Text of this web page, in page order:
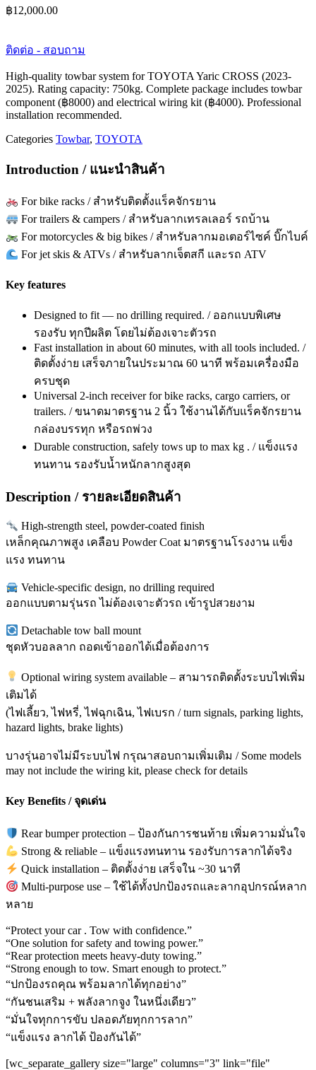
฿12,000.00
ติดต่อ - สอบถาม
High-quality towbar system for TOYOTA Yaric CROSS (2023-
2025). Rating capacity: 750kg. Complete package includes towbar
component (฿8000) and electrical wiring kit (฿4000). Professional
installation recommended.
Categories Towbar, TOYOTA
Introduction / แนะนำสินค้า
For bike racks / สำหรับติดตั้งแร็คจักรยาน
For trailers & campers / สำหรับลากเทรลเลอร์ รถบ้าน
For motorcycles & big bikes / สำหรับลากมอเตอร์ไซค์ บิ๊กไบค์
For jet skis & ATVs / สำหรับลากเจ็ตสกี และรถ ATV
Key features
Designed to fit — no drilling required. / ออกแบบพิเศษ
รองรับ ทุกปีผลิต โดยไม่ต้องเจาะตัวรถ
Fast installation in about 60 minutes, with all tools included. /
ติดตั้งง่าย เสร็จภายในประมาณ 60 นาที พร้อมเครื่องมือ
ครบชุด
Universal 2-inch receiver for bike racks, cargo carriers, or
trailers. / ขนาดมาตรฐาน 2 นิ้ว ใช้งานได้กับแร็คจักรยาน
กล่องบรรทุก หรือรถพ่วง
Durable construction, safely tows up to max kg . / แข็งแรง
ทนทาน รองรับน้ำหนักลากสูงสุด
Description / รายละเอียดสินค้า
High-strength steel, powder-coated finish
เหล็กคุณภาพสูง เคลือบ Powder Coat มาตรฐานโรงงาน แข็ง
แรง ทนทาน
Vehicle-specific design, no drilling required
ออกแบบตามรุ่นรถ ไม่ต้องเจาะตัวรถ เข้ารูปสวยงาม
Detachable tow ball mount
ชุดหัวบอลลาก ถอดเข้าออกได้เมื่อต้องการ
Optional wiring system available – สามารถติดตั้งระบบไฟเพิ่ม
เติมได้
(ไฟเลี้ยว, ไฟหรี่, ไฟฉุกเฉิน, ไฟเบรก / turn signals, parking lights,
hazard lights, brake lights)
บางรุ่นอาจไม่มีระบบไฟ กรุณาสอบถามเพิ่มเติม / Some models
may not include the wiring kit, please check for details
Key Benefits / จุดเด่น
Rear bumper protection – ป้องกันการชนท้าย เพิ่มความมั่นใจ
Strong & reliable – แข็งแรงทนทาน รองรับการลากได้จริง
Quick installation – ติดตั้งง่าย เสร็จใน ~30 นาที
Multi-purpose use – ใช้ได้ทั้งปกป้องรถและลากอุปกรณ์หลาก
หลาย
“Protect your car . Tow with confidence.”
“One solution for safety and towing power.”
“Rear protection meets heavy-duty towing.”
“Strong enough to tow. Smart enough to protect.”
“ปกป้องรถคุณ พร้อมลากได้ทุกอย่าง”
“กันชนเสริม + พลังลากจูง ในหนึ่งเดียว”
“มั่นใจทุกการขับ ปลอดภัยทุกการลาก”
“แข็งแรง ลากได้ ป้องกันได้”
[wc_separate_gallery size="large" columns="3" link="file"